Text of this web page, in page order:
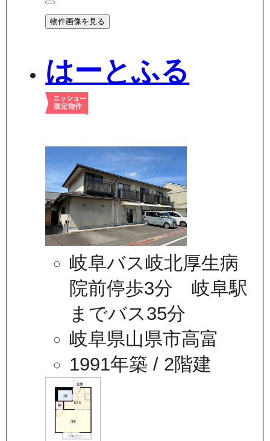
物件画像を見る
はーとふる
岐阜バス岐北厚生病
院前停歩3分 岐阜駅
までバス35分
岐阜県山県市高富
1991年築 / 2階建